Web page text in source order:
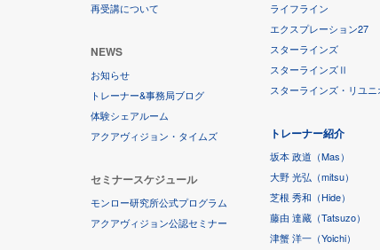
再受講について
NEWS
お知らせ
トレーナー&事務局ブログ
体験シェアルーム
アクアヴィジョン・タイムズ
セミナースケジュール
モンロー研究所公式プログラム
アクアヴィジョン公認セミナー
ライフライン
エクスプレーション27
スターラインズ
スターラインズⅡ
スターラインズ・リユニ
トレーナー紹介
坂本 政道（Mas）
大野 光弘（mitsu）
芝根 秀和（Hide）
藤由 達藏（Tatsuzo）
津蟹 洋一（Yoichi）